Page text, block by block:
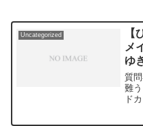
Uncategorized
メ
ゆ
言
ば
ろ
質
難
ド